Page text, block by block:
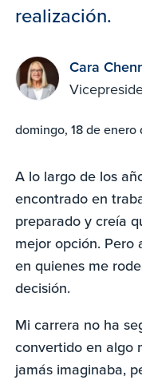
realización.
Cara
domingo, 18 de enero
A lo largo de los
encontrado en
preparado y creía
mejor opción. Pero
en quienes me
decisión.
Mi carrera no ha
convertido en algo
jamás imaginaba,